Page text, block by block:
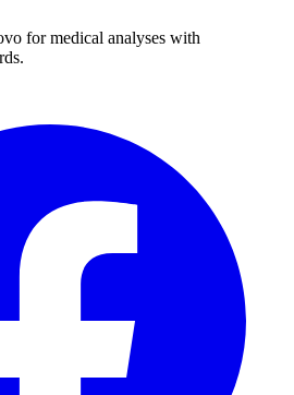
for medical analyses with